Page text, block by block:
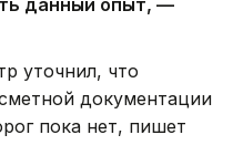
уточнил, что
документации
пока нет, пишет